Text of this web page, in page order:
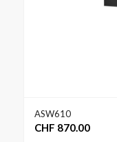
ASW610
CHF 870.00